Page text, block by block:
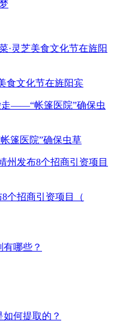
食文化节在旌阳宾
篷医院”确保虫草
个招商引资项目（